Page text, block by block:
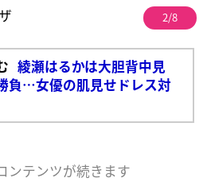
2/8
綾瀬はるかは大胆背中見
負…女優の肌見せドレス対
ンテンツが続きます